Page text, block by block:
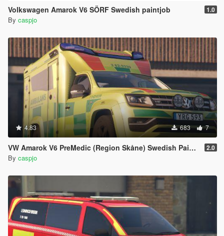
Volkswagen Amarok V6 SÖRF Swedish paintjob 1.0
By caspjo
4.83 683 7
VW Amarok V6 PreMedic (Region Skåne) Swedish Paintjob 2.0
By caspjo